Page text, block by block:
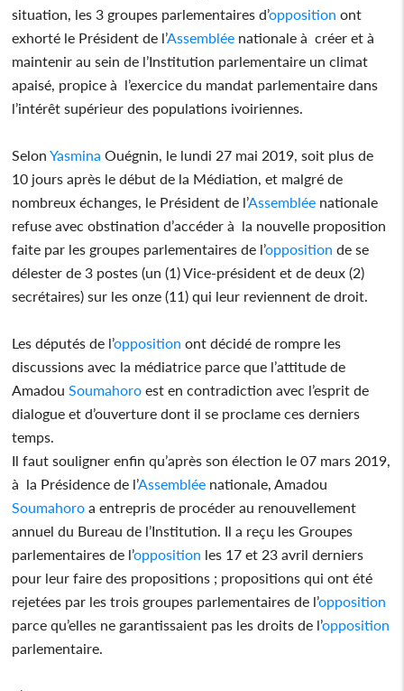
situation, les 3 groupes parlementaires d’opposition ont
exhorté le Président de l’Assemblée nationale à créer et à
maintenir au sein de l’Institution parlementaire un climat
apaisé, propice à l’exercice du mandat parlementaire dans
l’intérêt supérieur des populations ivoiriennes.
SelonYasmina Ouégnin, le lundi 27 mai 2019, soit plus de
10 jours après le début de la Médiation, et malgré de
nombreux échanges, le Président de l’Assemblée nationale
refuse avec obstination d’accéder à la nouvelle proposition
faite par les groupes parlementaires de l’opposition de se
délester de 3 postes (un (1) Vice-président et de deux (2)
secrétaires) sur les onze (11) qui leur reviennent de droit.
Les députés de l’opposition ont décidé de rompre les
discussions avec la médiatrice parce que l’attitude de
AmadouSoumahoro est en contradiction avec l’esprit de
dialogue et d’ouverture dont il se proclame ces derniers
temps.
Il faut souligner enfin qu’après son élection le 07 mars 2019,
à la Présidence de l’Assemblée nationale, Amadou
Soumahoro a entrepris de procéder au renouvellement
annuel du Bureau de l’Institution. Il a reçu les Groupes
parlementaires de l’opposition les 17 et 23 avril derniers
pour leur faire des propositions ; propositions qui ont été
rejetées par les trois groupes parlementaires de l’opposition
parce qu’elles ne garantissaient pas les droits de l’opposition
parlementaire.